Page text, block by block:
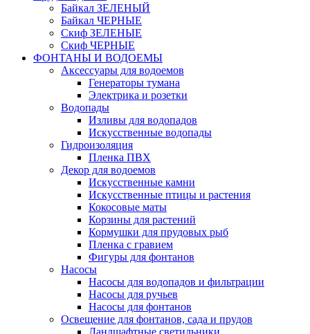
Байкал ЗЕЛЕНЫЙ
Байкал ЧЕРНЫЕ
Скиф ЗЕЛЕНЫЕ
Скиф ЧЕРНЫЕ
ФОНТАНЫ И ВОДОЕМЫ
Аксессуары для водоемов
Генераторы тумана
Электрика и розетки
Водопады
Изливы для водопадов
Искусственные водопады
Гидроизоляция
Пленка ПВХ
Декор для водоемов
Искусственные камни
Искусственные птицы и растения
Кокосовые маты
Корзины для растений
Кормушки для прудовых рыб
Пленка с гравием
Фигуры для фонтанов
Насосы
Насосы для водопадов и фильтрации
Насосы для ручьев
Насосы для фонтанов
Освещение для фонтанов, сада и прудов
Ландшафтные светильники